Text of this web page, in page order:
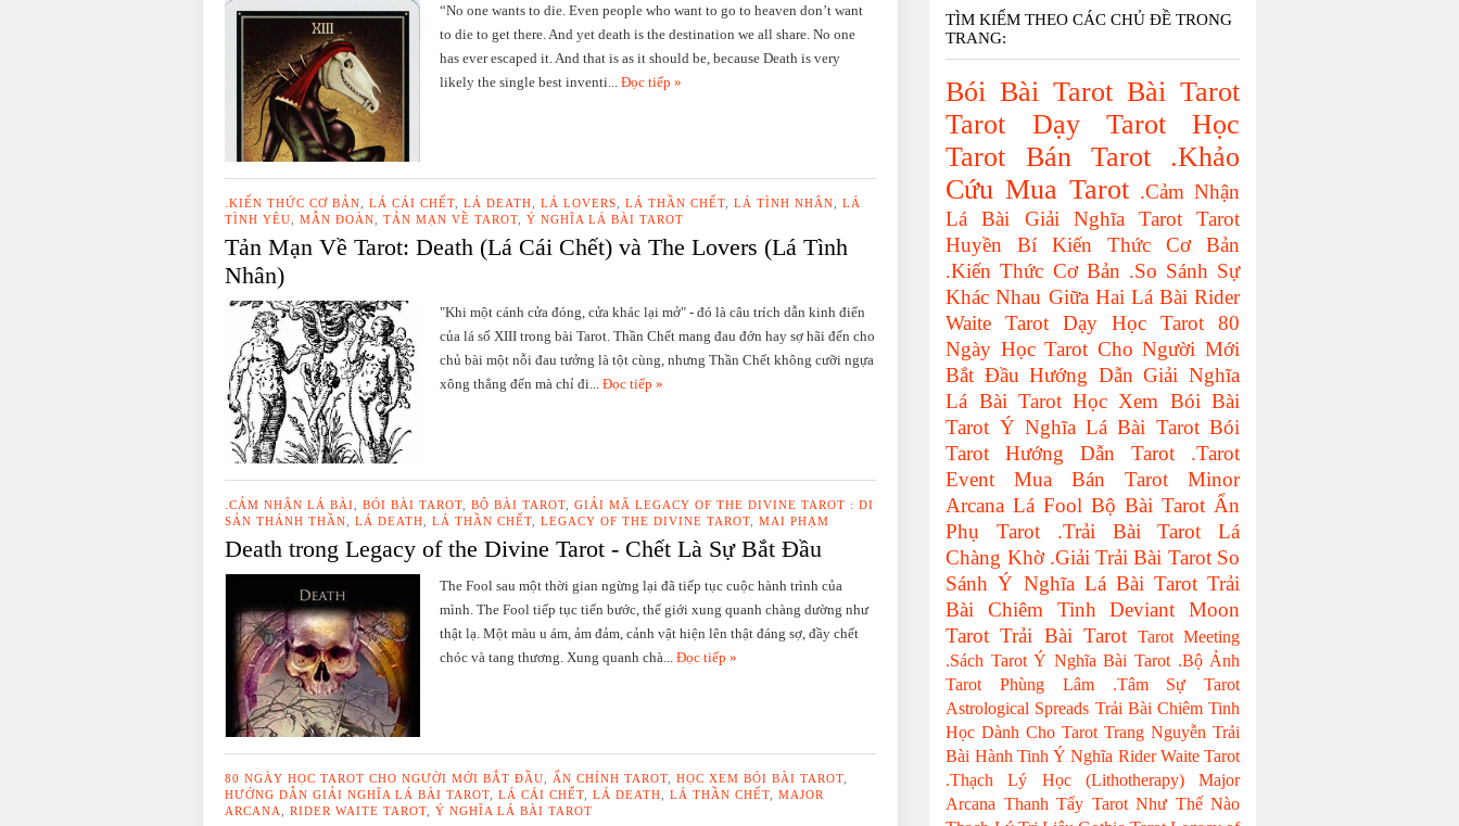
“No one wants to die. Even people who want to go to heaven don’t want
to die to get there. And yet death is the destination we all share. No one
has ever escaped it. And that is as it should be, because Death is very
likely the single best inventi...Đọc tiếp »
.KIẾN THỨC CƠ BẢN LÁ CÁI CHẾT LÁ DEATH LÁ LOVERS LÁ THẦN CHẾT LÁ TÌNH NHÂN
LÁ
TÌNH YÊU
MẪN ĐOÀN TẢN MẠN VỀ TAROT Ý NGHĨA LÁ BÀI TAROT
Tản Mạn Về Tarot: Death (Lá Cái Chết) và The Lovers (Lá Tình
Nhân)
"Khi một cánh cửa đóng, cửa khác lại mở" - đó là câu trích dẫn kinh điển
của lá số XIII trong bài Tarot. Thần Chết mang đau đớn hay sợ hãi đến cho
chủ bài một nỗi đau tưởng là tột cùng, nhưng Thần Chết không cưỡi ngựa
xông thẳng đến mà chỉ đi...Đọc tiếp »
.CẢM NHẬN LÁ BÀI BÓI BÀI TAROT BỘ BÀI TAROT
GIẢI MÃ LEGACY OF THE DIVINE TAROT : DI
SẢN THÁNH THẦN
LÁ DEATH LÁ THẦN CHẾT LEGACY OF THE DIVINE TAROT MAI PHẠM
Death trong Legacy of the Divine Tarot - Chết Là Sự Bắt Đầu
The Fool sau một thời gian ngừng lại đã tiếp tục cuộc hành trình của
mình. The Fool tiếp tục tiến bước, thế giới xung quanh chàng dường như
thật lạ. Một màu u ám, ảm đảm, cảnh vật hiện lên thật đáng sợ, đầy chết
chóc và tang thương. Xung quanh chà...Đọc tiếp »
80 NGÀY HỌC TAROT CHO NGƯỜI MỚI BẮT ĐẦU ẨN CHÍNH TAROT HỌC XEM BÓI BÀI TAROT
HƯỚNG DẪN GIẢI NGHĨA LÁ BÀI TAROT
LÁ CÁI CHẾT LÁ DEATH LÁ THẦN CHẾT
MAJOR
ARCANA
RIDER WAITE TAROT Ý NGHĨA LÁ BÀI TAROT
TÌM KIẾM THEO CÁC CHỦ ĐỀ TRONG
TRANG:
Bói Bài Tarot Bài Tarot
Tarot
Dạy Tarot
Học
Tarot
Bán Tarot
.Khảo
Cứu Mua Tarot .Cảm Nhận
Lá Bài
Giải Nghĩa Tarot
Tarot
Huyền Bí
Kiến Thức Cơ Bản
.Kiến Thức Cơ Bản .So Sánh Sự
Khác Nhau Giữa Hai Lá Bài Rider
Waite Tarot
Dạy Học Tarot
80
Ngày Học Tarot Cho Người Mới
Bắt Đầu Hướng Dẫn Giải Nghĩa
Lá Bài Tarot Học Xem Bói Bài
Tarot Ý Nghĩa Lá Bài Tarot Bói
Tarot
Hướng Dẫn Tarot
.Tarot
Event
Mua Bán Tarot
Minor
Arcana Lá Fool Bộ Bài Tarot Ẩn
Phụ Tarot
.Trải Bài Tarot
Lá
Chàng Khờ .Giải Trải Bài Tarot So
Sánh Ý Nghĩa Lá Bài Tarot Trải
Bài Chiêm Tinh
Deviant Moon
Tarot Trải Bài Tarot
Tarot Meeting
.Sách Tarot Ý Nghĩa Bài Tarot .Bộ Ảnh
Tarot
Phùng Lâm
.Tâm Sự Tarot
Astrological Spreads Trải Bài Chiêm Tinh
Học Dành Cho Tarot Trang Nguyễn Trải
Bài Hành Tinh Ý Nghĩa Rider Waite Tarot
.Thạch Lý Học (Lithotherapy)
Major
Arcana Thanh Tẩy Tarot Như Thế Nào